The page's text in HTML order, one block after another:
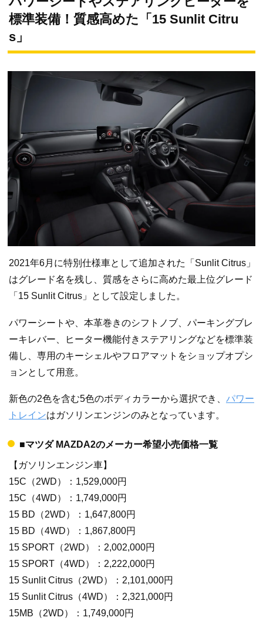
標準装備！質感高めた「15 Sunlit Citru
s」
2021年6月に特別仕様車として追加された「Sunlit Citrus」
はグレード名を残し、質感をさらに高めた最上位グレード
「15 Sunlit Citrus」として設定しました。
パワーシートや、本革巻きのシフトノブ、パーキングブレ
ーキレバー、ヒーター機能付きステアリングなどを標準装
備し、専用のキーシェルやフロアマットをショップオプシ
ョンとして用意。
新色の2色を含む5色のボディカラーから選択でき、 パワー
トレインはガソリンエンジンのみとなっています。
■マツダ MAZDA2のメーカー希望小売価格一覧
【ガソリンエンジン車】
15C（2WD）：1,529,000円
15C（4WD）：1,749,000円
15 BD（2WD）：1,647,800円
15 BD（4WD）：1,867,800円
15 SPORT（2WD）：2,002,000円
15 SPORT（4WD）：2,222,000円
15 Sunlit Citrus（2WD）：2,101,000円
15 Sunlit Citrus（4WD）：2,321,000円
15MB（2WD）：1,749,000円